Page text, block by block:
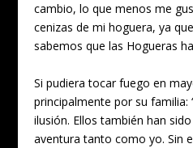
cambio, lo que menos me
cenizas de mi hoguera, ya
sabemos que las Hogueras
Si pudiera tocar fuego en
principalmente por su familia:
ilusión. Ellos también han
aventura tanto como yo. Sin